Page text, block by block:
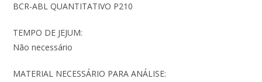
BCR-ABL QUANTITATIVO P210
TEMPO DE JEJUM:
Não necessário
MATERIAL NECESSÁRIO PARA ANÁLISE: